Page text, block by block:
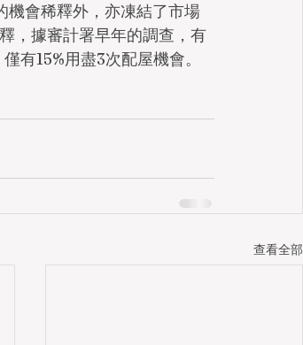
機會稀釋外，亦凍結了市場
，據審計署早年的調查，有
有15%用盡3次配屋機會。
查看全部